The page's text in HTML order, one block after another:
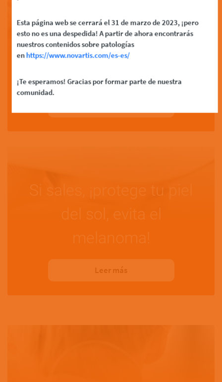
¿Es hereditario el
melanoma?
Si sales, ¡protege tu piel
del sol, evita el
melanoma!
Leer más
Esta página web se cerrará el 31 de marzo de 2023, ¡pero
esto no es una despedida! A partir de ahora encontrarás
nuestros contenidos sobre patologías
enhttps://www.novartis.com/es-es/
¡Te esperamos! Gracias por formar parte de nuestra
comunidad.